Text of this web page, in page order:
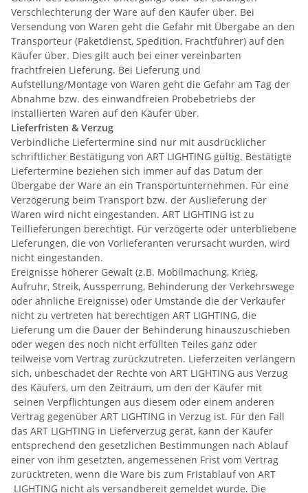
Verschlechterung der Ware auf den Käufer über. Bei
Versendung von Waren geht die Gefahr mit Übergabe an den
Transporteur (Paketdienst, Spedition, Frachtführer) auf den
Käufer über. Dies gilt auch bei einer vereinbarten
frachtfreien Lieferung. Bei Lieferung und
Aufstellung/Montage von Waren geht die Gefahr am Tag der
Abnahme bzw. des einwandfreien Probebetriebs der
installierten Waren auf den Käufer über.
Lieferfristen & Verzug
Verbindliche Liefertermine sind nur mit ausdrücklicher
schriftlicher Bestätigung von ART LIGHTING gültig. Bestätigte
Liefertermine beziehen sich immer auf das Datum der
Übergabe der Ware an ein Transportunternehmen. Für eine
Verzögerung beim Transport bzw. der Auslieferung der
Waren wird nicht eingestanden. ART LIGHTING ist zu
Teillieferungen berechtigt. Für verzögerte oder unterbliebene
Lieferungen, die von Vorlieferanten verursacht wurden, wird
nicht eingestanden.
Ereignisse höherer Gewalt (z.B. Mobilmachung, Krieg,
Aufruhr, Streik, Aussperrung, Behinderung der Verkehrswege
oder ähnliche Ereignisse) oder Umstände die der Verkäufer
nicht zu vertreten hat berechtigen ART LIGHTING, die
Lieferung um die Dauer der Behinderung hinauszuschieben
oder wegen des noch nicht erfüllten Teiles ganz oder
teilweise vom Vertrag zurückzutreten. Lieferzeiten verlängern
sich, unbeschadet der Rechte von ART LIGHTING aus Verzug
des Käufers, um den Zeitraum, um den der Käufer mit
seinen Verpflichtungen aus diesem oder einem anderen
Vertrag gegenüber ART LIGHTING in Verzug ist. Für den Fall
das ART LIGHTING in Lieferverzug gerät, kann der Käufer
entsprechend den gesetzlichen Bestimmungen nach Ablauf
einer von ihm gesetzten, angemessenen Frist vom Vertrag
zurücktreten, wenn die Ware bis zum Fristablauf von ART
LIGHTING nicht als versandbereit gemeldet wurde. Die